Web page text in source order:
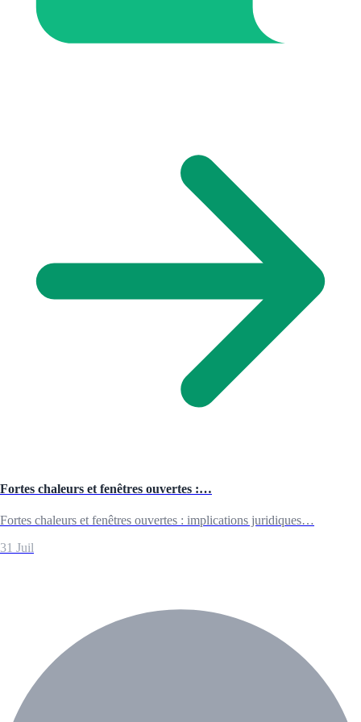
Fortes chaleurs et fenêtres ouvertes :…
Fortes chaleurs et fenêtres ouvertes : implications juridiques…
31 Juil